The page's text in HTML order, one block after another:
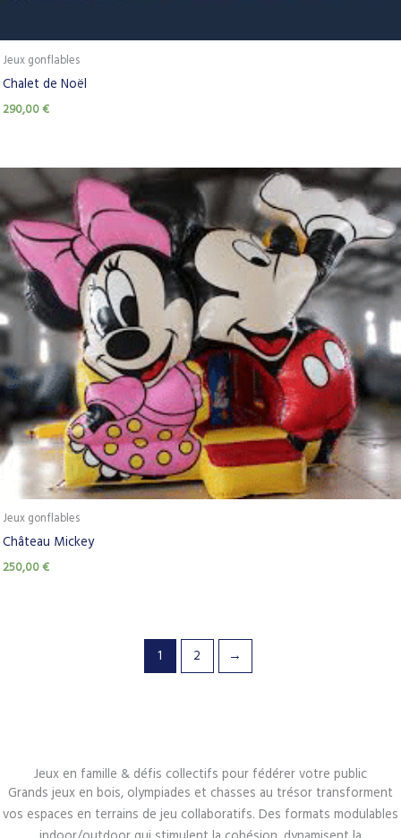
Jeux gonflables
Chalet de Noël
290,00€
Jeux gonflables
Château Mickey
250,00€
1 2 →
Jeux en famille & défis collectifs pour fédérer votre public
Grands jeux en bois, olympiades et chasses au trésor transforment
vos espaces en terrains de jeu collaboratifs. Des formats modulables